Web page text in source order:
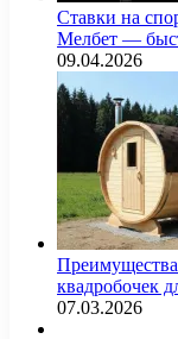
Ставки на
Мелбет —
09.04.2026
квадробочек
07.03.2026